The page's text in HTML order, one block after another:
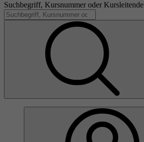
Suchbegriff, Kursnummer oder Kursleitende